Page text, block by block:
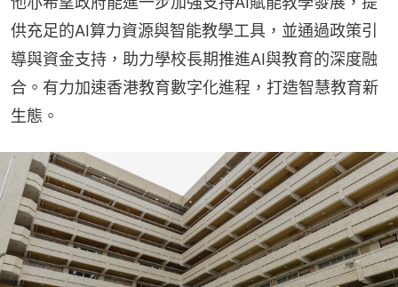
供充足的AI算力資源與智能教學工具，並通過政策引
導與資金支持，助力學校長期推進AI與教育的深度融
合。有力加速香港教育數字化進程，打造智慧教育新
生態。